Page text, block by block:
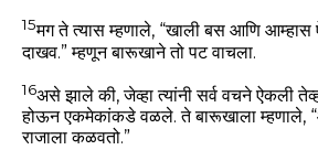
15मग ते त्यास म्हणाले, “खाली बस आणि आम्हास
दाखव.” म्हणून बारूखाने तो पट वाचला.
16असे झाले की, जेव्हा त्यांनी सर्व वचने ऐकली
होऊन एकमेकांकडे वळले. ते बारूखाला म्हणाले,
राजाला कळवतो.”